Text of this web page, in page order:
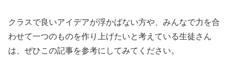
クラスで良いアイデアが浮かばない方や、みんなで力を合
わせて一つのものを作り上げたいと考えている生徒さん
は、ぜひこの記事を参考にしてみてください。